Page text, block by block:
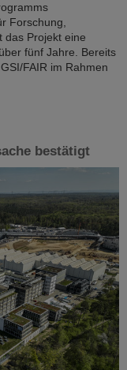
Forschung,
das Projekt eine
fünf Jahre. Bereits
FAIR im Rahmen
bestätigt